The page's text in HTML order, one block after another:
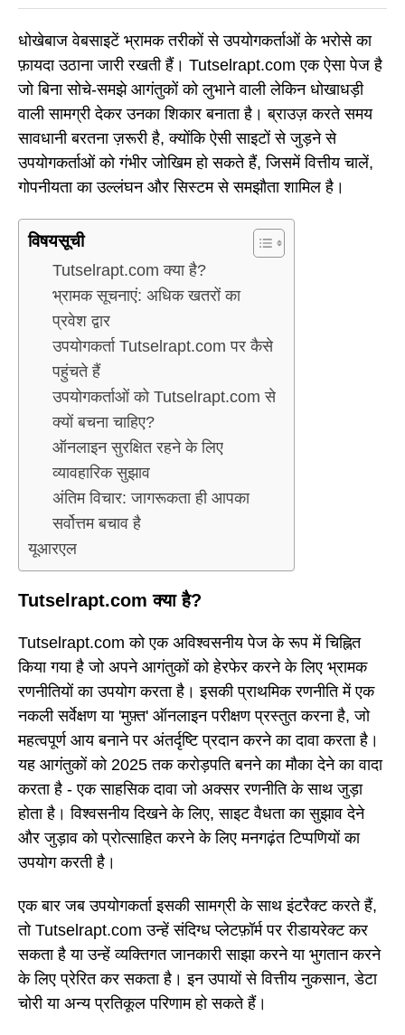
धोखेबाज वेबसाइटें भ्रामक तरीकों से उपयोगकर्ताओं के भरोसे का
फ़ायदा उठाना जारी रखती हैं। Tutselrapt.com एक ऐसा पेज है
जो बिना सोचे-समझे आगंतुकों को लुभाने वाली लेकिन धोखाधड़ी
वाली सामग्री देकर उनका शिकार बनाता है। ब्राउज़ करते समय
सावधानी बरतना ज़रूरी है, क्योंकि ऐसी साइटों से जुड़ने से
उपयोगकर्ताओं को गंभीर जोखिम हो सकते हैं, जिसमें वित्तीय चालें,
गोपनीयता का उल्लंघन और सिस्टम से समझौता शामिल है।
विषयसूची
Tutselrapt.com क्या है?
भ्रामक सूचनाएं: अधिक खतरों का
प्रवेश द्वार
उपयोगकर्ता Tutselrapt.com पर कैसे
पहुंचते हैं
उपयोगकर्ताओं को Tutselrapt.com से
क्यों बचना चाहिए?
ऑनलाइन सुरक्षित रहने के लिए
व्यावहारिक सुझाव
अंतिम विचार: जागरूकता ही आपका
सर्वोत्तम बचाव है
यूआरएल
Tutselrapt.com क्या है?
Tutselrapt.com को एक अविश्वसनीय पेज के रूप में चिह्नित
किया गया है जो अपने आगंतुकों को हेरफेर करने के लिए भ्रामक
रणनीतियों का उपयोग करता है। इसकी प्राथमिक रणनीति में एक
नकली सर्वेक्षण या 'मुफ़्त' ऑनलाइन परीक्षण प्रस्तुत करना है, जो
महत्वपूर्ण आय बनाने पर अंतर्दृष्टि प्रदान करने का दावा करता है।
यह आगंतुकों को 2025 तक करोड़पति बनने का मौका देने का वादा
करता है - एक साहसिक दावा जो अक्सर रणनीति के साथ जुड़ा
होता है। विश्वसनीय दिखने के लिए, साइट वैधता का सुझाव देने
और जुड़ाव को प्रोत्साहित करने के लिए मनगढ़ंत टिप्पणियों का
उपयोग करती है।
एक बार जब उपयोगकर्ता इसकी सामग्री के साथ इंटरैक्ट करते हैं,
तो Tutselrapt.com उन्हें संदिग्ध प्लेटफ़ॉर्म पर रीडायरेक्ट कर
सकता है या उन्हें व्यक्तिगत जानकारी साझा करने या भुगतान करने
के लिए प्रेरित कर सकता है। इन उपायों से वित्तीय नुकसान, डेटा
चोरी या अन्य प्रतिकूल परिणाम हो सकते हैं।